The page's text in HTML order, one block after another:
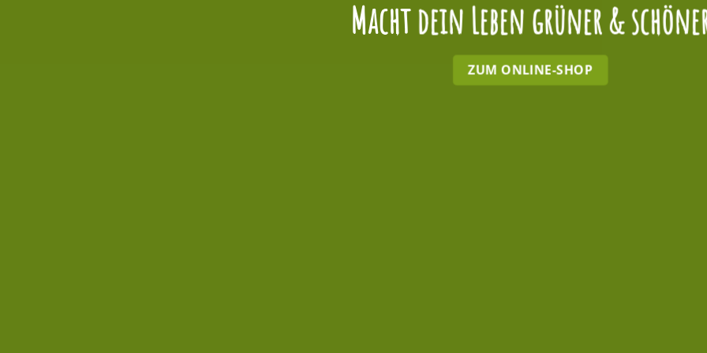
Macht dein Leben grüner &
ZUM ONLINE-SHOP